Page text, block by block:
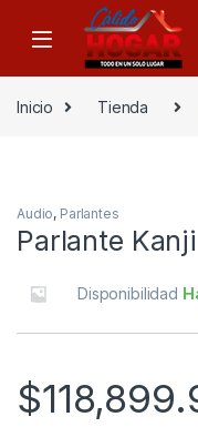
Skip to navigation
Skip to content
Inicio Tienda
Audio, Parlantes
Parlante
Disponibilidad
$